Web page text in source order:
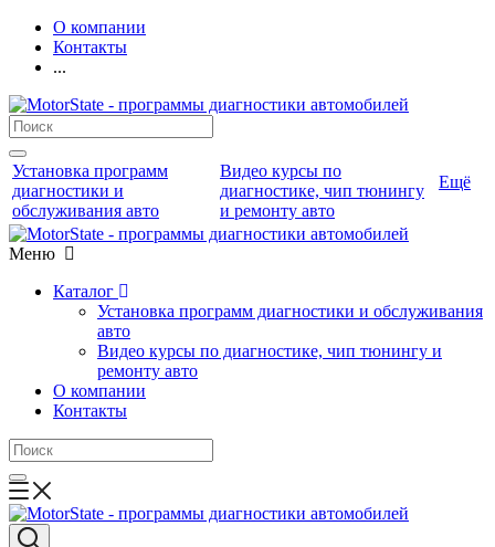
О компании
Контакты
...
Установка программ
диагностики и
обслуживания авто
Видео курсы по
диагностике, чип тюнингу
и ремонту авто
Ещё
Меню
Каталог
Установка программ диагностики и обслуживания
авто
Видео курсы по диагностике, чип тюнингу и
ремонту авто
О компании
Контакты